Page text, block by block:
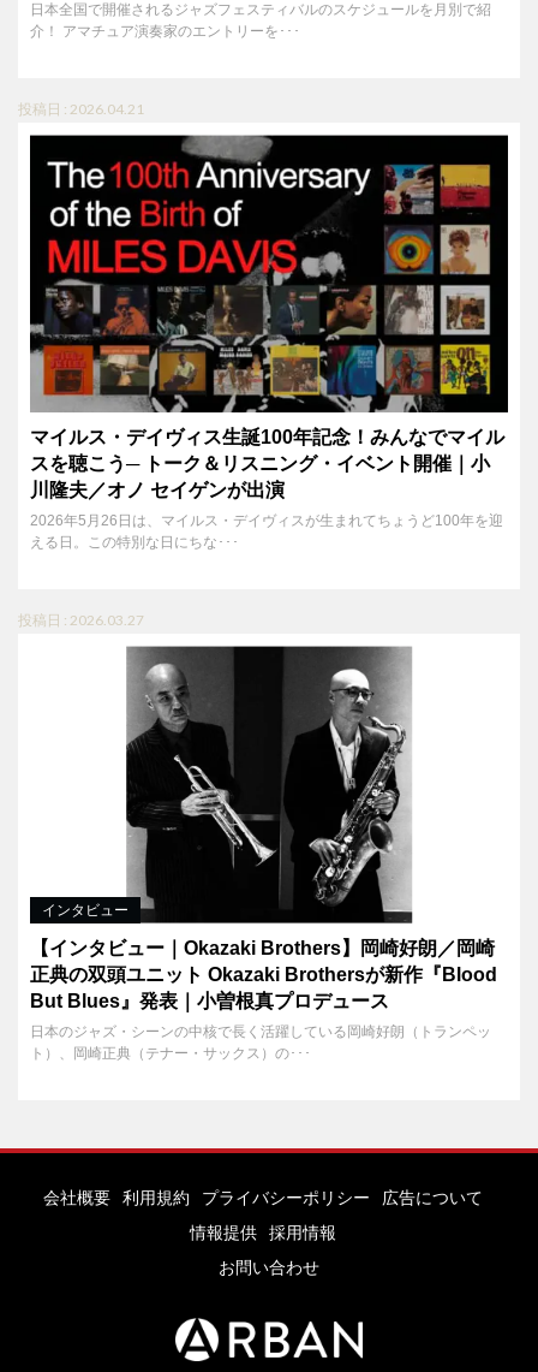
日本全国で開催されるジャズフェスティバルのスケジュールを月別で紹
介！ アマチュア演奏家のエントリーを･･･
投稿日 : 2026.04.21
マイルス・デイヴィス生誕100年記念！みんなでマイル
スを聴こう─ トーク＆リスニング・イベント開催｜小
川隆夫／オノ セイゲンが出演
2026年5月26日は、マイルス・デイヴィスが生まれてちょうど100年を迎
える日。この特別な日にちな･･･
投稿日 : 2026.03.27
インタビュー
【インタビュー｜Okazaki Brothers】岡崎好朗／岡崎
正典の双頭ユニット Okazaki Brothersが新作『Blood
But Blues』発表｜小曽根真プロデュース
日本のジャズ・シーンの中核で長く活躍している岡崎好朗（トランペッ
ト）、岡崎正典（テナー・サックス）の･･･
会社概要 利用規約 プライバシーポリシー
広告について
情報提供
採用情報
お問い合わせ